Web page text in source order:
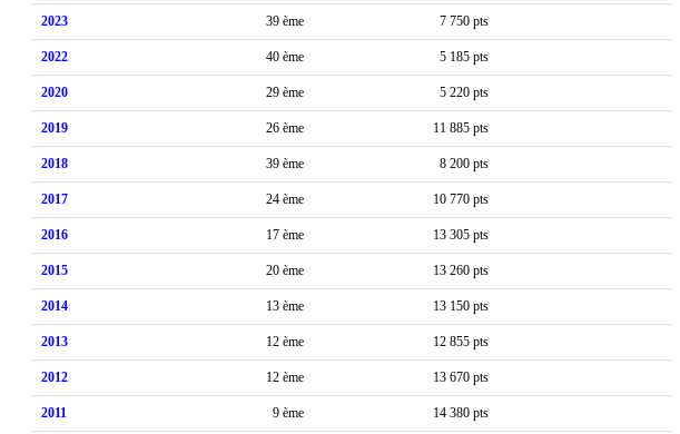
2023 39 ème 7 750 pts
2022 40 ème 5 185 pts
2020 29 ème 5 220 pts
2019 26 ème 11 885 pts
2018 39 ème 8 200 pts
2017 24 ème 10 770 pts
2016 17 ème 13 305 pts
2015 20 ème 13 260 pts
2014 13 ème 13 150 pts
2013 12 ème 12 855 pts
2012 12 ème 13 670 pts
2011 9 ème 14 380 pts